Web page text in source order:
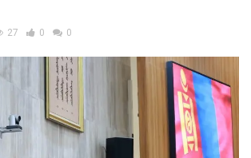
27 0 0